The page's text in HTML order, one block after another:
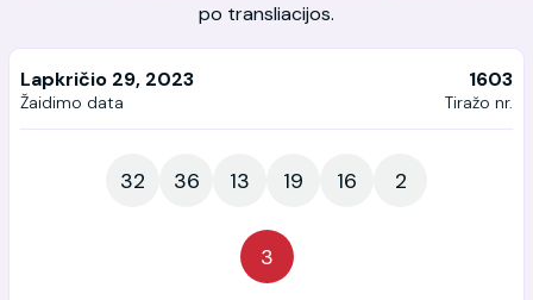
po transliacijos.
Lapkričio 29, 2023
Žaidimo data
1603
Tiražo nr.
32 36 13 19 16 2
3